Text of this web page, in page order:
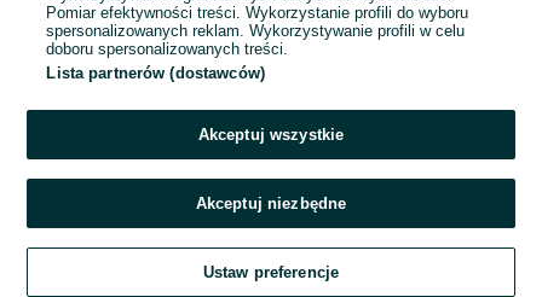
Pomiar efektywności treści. Wykorzystanie profili do wyboru
spersonalizowanych reklam. Wykorzystywanie profili w celu
doboru spersonalizowanych treści.
Lista partnerów (dostawców)
Akceptuj wszystkie
Akceptuj niezbędne
Ustaw preferencje